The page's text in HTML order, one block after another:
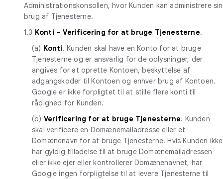
Administrationskonsollen, hvor Kunden kan administrere sin
brug af Tjenesterne.
1.3 Konti – Verificering for at bruge Tjenesterne.
(a) Konti. Kunden skal have en Konto for at bruge
Tjenesterne og er ansvarlig for de oplysninger, der
angives for at oprette Kontoen, beskyttelse af
adgangskoder til Kontoen og enhver brug af Kontoen.
Google er ikke forpligtet til at stille flere konti til
rådighed for Kunden.
(b) Verificering for at bruge Tjenesterne. Kunden
skal verificere en Domænemailadresse eller et
Domænenavn for at bruge Tjenesterne. Hvis Kunden ikke
har gyldig tilladelse til at bruge Domænemailadressen
eller ikke ejer eller kontrollerer Domænenavnet, har
Google ingen forpligtelse til at levere Tjenesterne til